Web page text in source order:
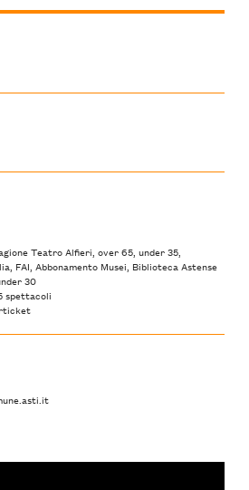
Teatro Alfieri, over 65, under 35,
FAI, Abbonamento Musei, Biblioteca Astense
30
spettacoli